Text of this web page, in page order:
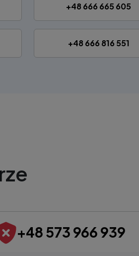
+48 666 665 605
+48 666 816 551
+48 573 966 939